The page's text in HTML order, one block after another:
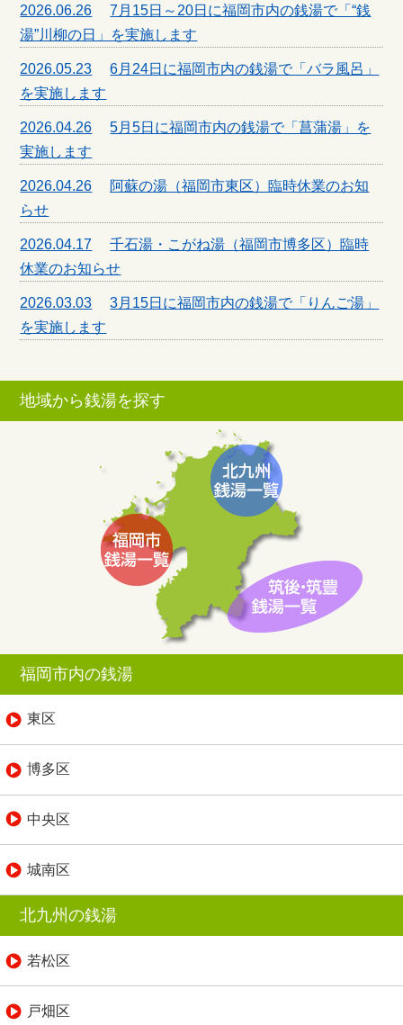
2026.06.26
7月15日～20日に福岡市内の銭湯で「“銭
湯”川柳の日」を実施します
2026.05.23
6月24日に福岡市内の銭湯で「バラ風呂」
を実施します
2026.04.26
5月5日に福岡市内の銭湯で「菖蒲湯」を
実施します
2026.04.26
阿蘇の湯（福岡市東区）臨時休業のお知
らせ
2026.04.17
千石湯・こがね湯（福岡市博多区）臨時
休業のお知らせ
2026.03.03
3月15日に福岡市内の銭湯で「りんご湯」
を実施します
地域から銭湯を探す
福岡市内の銭湯
東区
博多区
中央区
城南区
北九州の銭湯
若松区
戸畑区